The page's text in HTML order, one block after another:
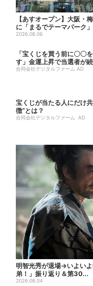
【あすオープン】大阪・
に「まるでテーマパーク
巨大スポーツ店、461ブラ
2026.08.06
「宝くじを買う前に〇〇
す」金運上昇で当選者が
合同会社デジタルファーム AD
宝くじが当たる人にだけ
徴”とは？
合同会社デジタルファーム AD
明智光秀が退場→いよい
弟！」振り返り＆第30...
2026.08.04